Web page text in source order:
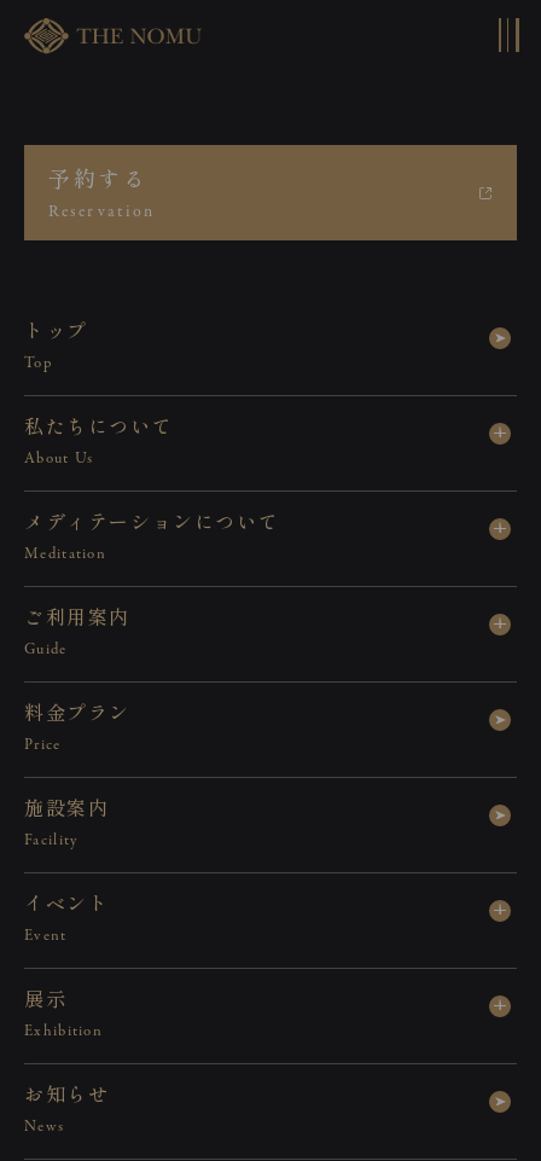
コンテンツへスキップ
予約する
Reservation
ト ッ プ
Top
私た ち につ い て
About Us
メ デ ィ テー シ ョ ン につ い て
Meditation
ご 利用 案内
Guide
料金プ ラ ン
Price
施設案 内
Facility
イ ベ ン ト
Event
展示
Exhibition
お知 ら せ
News
【THE NOMU】ピックアップア
イテム／［太武朗］江戸切子
2026.07.05